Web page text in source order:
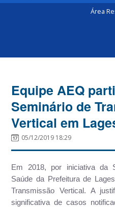
Área
Equipe AEQ
Seminário de
Vertical em
05/12/2019 18:29
Em 2018, por iniciativa da
Saúde da Prefeitura de
Transmissão Vertical. A
significativa de casos